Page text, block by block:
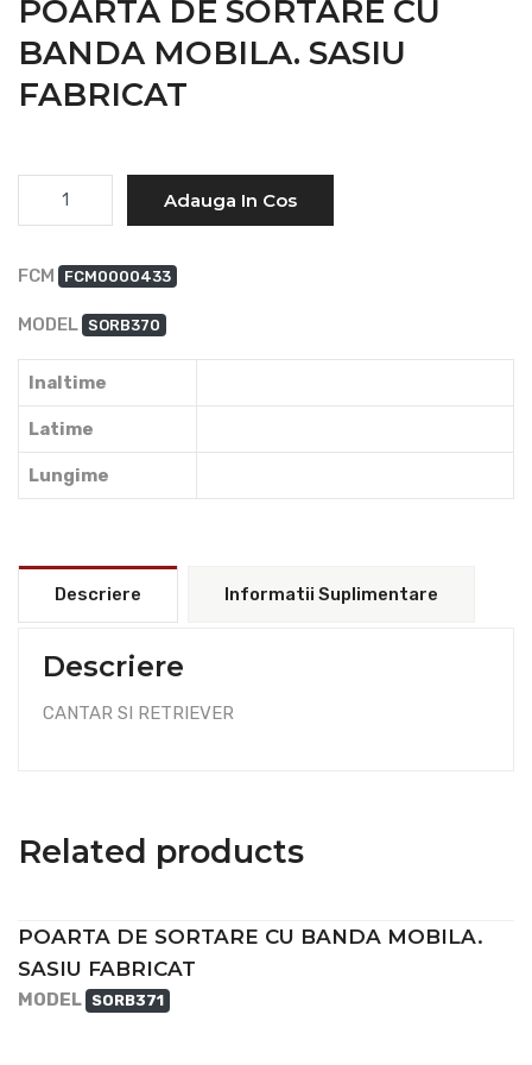
POARTA DE SORTARE CU
BANDA MOBILA. SASIU
FABRICAT
Cantitate
Adauga In Cos
FCM FCM0000433
MODEL SORB370
Inaltime
Latime
Lungime
Descriere Informatii Suplimentare
Descriere
CANTAR SI RETRIEVER
Related products
POARTA DE SORTARE CU BANDA MOBILA.
SASIU FABRICAT
MODEL SORB371